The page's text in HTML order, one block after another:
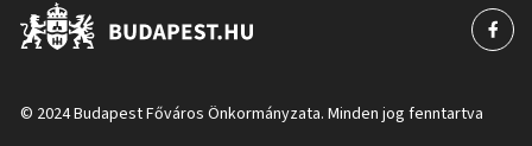
© 2024 Budapest Főváros Önkormányzata. Minden jog fenntartva